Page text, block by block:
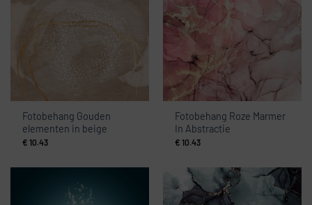
Fotobehang Gouden
elementen in beige
€ 10.43
Fotobehang Roze Marmer
In Abstractie
€ 10.43